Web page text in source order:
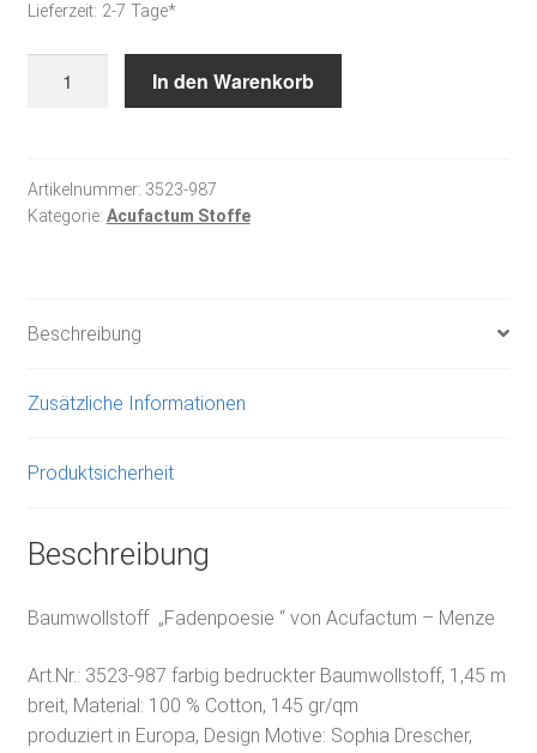
Lieferzeit: 2-7 Tage*
In den Warenkorb
Artikelnummer: 3523-987
Kategorie: Acufactum Stoffe
Beschreibung
Zusätzliche Informationen
Produktsicherheit
Beschreibung
Baumwollstoff „Fadenpoesie “ von Acufactum – Menze
Art.Nr.: 3523-987 farbig bedruckter Baumwollstoff, 1,45 m
breit, Material: 100 % Cotton, 145 gr/qm
produziert in Europa, Design Motive: Sophia Drescher,